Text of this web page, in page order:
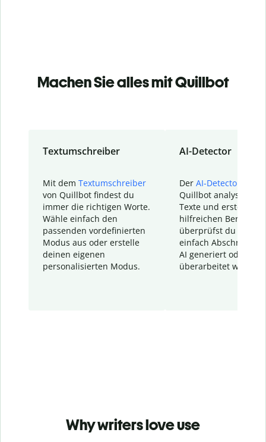
Machen Sie alles mit Quillbot
Textumschreiber
Mit dem Textumschreiber
von Quillbot findest du
immer die richtigen Worte.
Wähle einfach den
passenden vordefinierten
Modus aus oder erstelle
deinen eigenen
personalisierten Modus.
AI-Detector
Der AI-Detector
Quillbot analysiert
Texte und erstellt
hilfreichen Bericht.
überprüfst du
einfach Abschnitte,
AI generiert oder
überarbeitet wurden.
Why writers love use